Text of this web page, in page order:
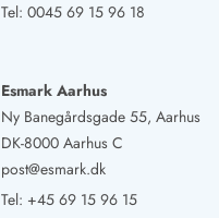
Tel: 0045 69 15 96 18
Esmark Aarhus
Ny Banegårdsgade 55, Aarhus
DK-8000 Aarhus C
post@esmark.dk
Tel: +45 69 15 96 15